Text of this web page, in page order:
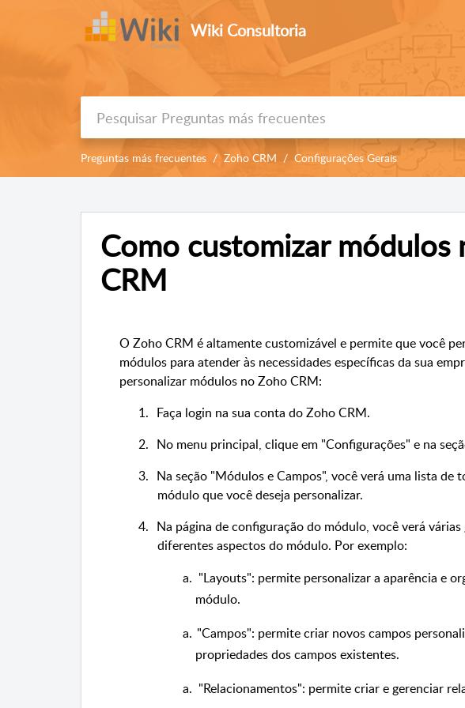
Wiki Consultoria
Preguntas más frecuentes Zoho CRM Configurações Gerais
Como customizar módulos
CRM
O Zoho CRM é altamente customizável e permite que você
módulos para atender às necessidades específicas da sua
personalizar módulos no Zoho CRM:
1. Faça login na sua conta do Zoho CRM.
2. No menu principal, clique em "Configurações" e na
3. Na seção "Módulos e Campos", você verá uma lista de
módulo que você deseja personalizar.
4. Na página de configuração do módulo, você verá
diferentes aspectos do módulo. Por exemplo:
"Layouts": permite personalizar a aparência e
módulo.
"Campos": permite criar novos campos
propriedades dos campos existentes.
"Relacionamentos": permite criar e gerenciar